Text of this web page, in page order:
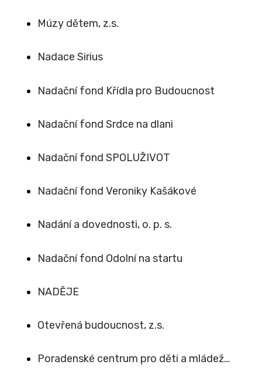
Múzy dětem, z.s.
Nadace Sirius
Nadační fond Křídla pro Budoucnost
Nadační fond Srdce na dlani
Nadační fond SPOLUŽIVOT
Nadační fond Veroniky Kašákové
Nadání a dovednosti, o. p. s.
Nadační fond Odolní na startu
NADĚJE
Otevřená budoucnost, z.s.
Poradenské centrum pro děti a mládež…